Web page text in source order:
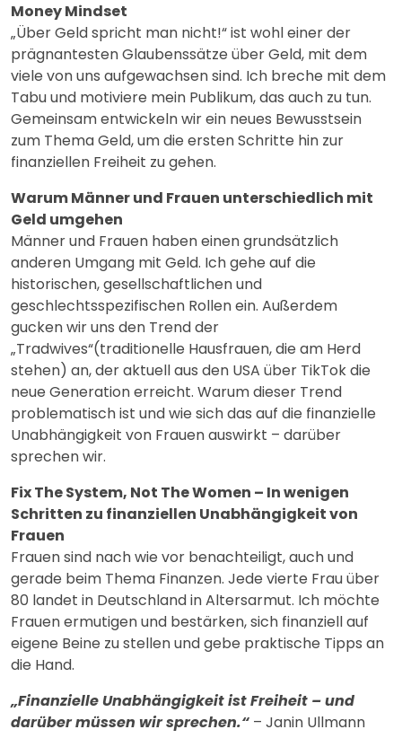
Money Mindset
„Über Geld spricht man nicht!“ ist wohl einer der
prägnantesten Glaubenssätze über Geld, mit dem
viele von uns aufgewachsen sind. Ich breche mit dem
Tabu und motiviere mein Publikum, das auch zu tun.
Gemeinsam entwickeln wir ein neues Bewusstsein
zum Thema Geld, um die ersten Schritte hin zur
finanziellen Freiheit zu gehen.
Warum Männer und Frauen unterschiedlich mit
Geld umgehen
Männer und Frauen haben einen grundsätzlich
anderen Umgang mit Geld. Ich gehe auf die
historischen, gesellschaftlichen und
geschlechtsspezifischen Rollen ein. Außerdem
gucken wir uns den Trend der
„Tradwives“(traditionelle Hausfrauen, die am Herd
stehen) an, der aktuell aus den USA über TikTok die
neue Generation erreicht. Warum dieser Trend
problematisch ist und wie sich das auf die finanzielle
Unabhängigkeit von Frauen auswirkt – darüber
sprechen wir.
Fix The System, Not The Women – In wenigen
Schritten zu finanziellen Unabhängigkeit von
Frauen
Frauen sind nach wie vor benachteiligt, auch und
gerade beim Thema Finanzen. Jede vierte Frau über
80 landet in Deutschland in Altersarmut. Ich möchte
Frauen ermutigen und bestärken, sich finanziell auf
eigene Beine zu stellen und gebe praktische Tipps an
die Hand.
„Finanzielle Unabhängigkeit ist Freiheit – und
darüber müssen wir sprechen.“ – Janin Ullmann